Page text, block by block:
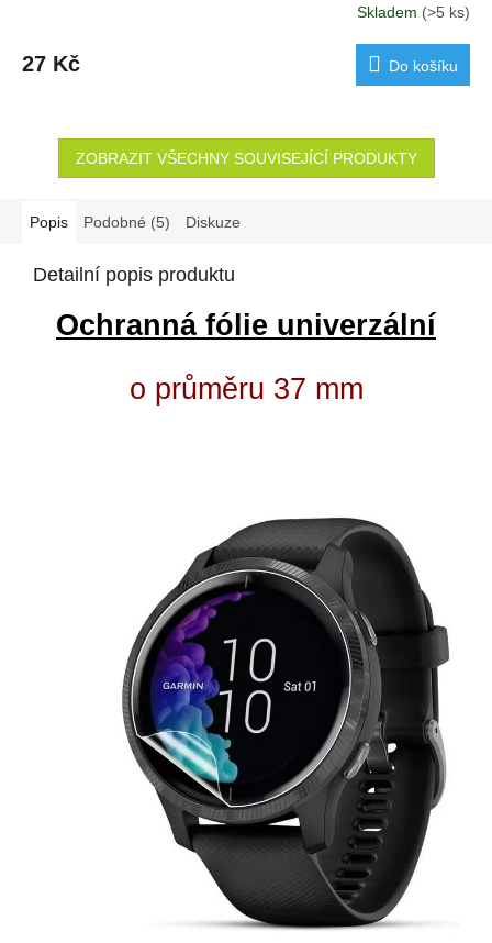
Skladem (>5 ks)
27 Kč Do košíku
ZOBRAZIT VŠECHNY SOUVISEJÍCÍ PRODUKTY
Popis Podobné (5) Diskuze
Detailní popis produktu
Ochranná fólie univerzální
o průměru 37 mm